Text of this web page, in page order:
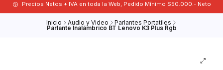
Precios Netos + IVA en toda la Web, Pedido Mínimo $50.000.- Neto
Inicio Audio y Video Parlantes Portatiles
Parlante Inalámbrico BT Lenovo K3 Plus Rgb